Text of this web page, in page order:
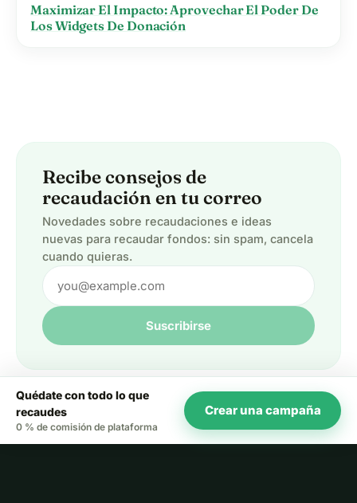
Maximizar El Impacto: Aprovechar El Poder De
Los Widgets De Donación
Recibe consejos de
recaudación en tu correo
Novedades sobre recaudaciones e ideas
nuevas para recaudar fondos: sin spam, cancela
cuando quieras.
Suscribirse
Quédate con todo lo que
recaudes
0 % de comisión de plataforma
Crear una campaña